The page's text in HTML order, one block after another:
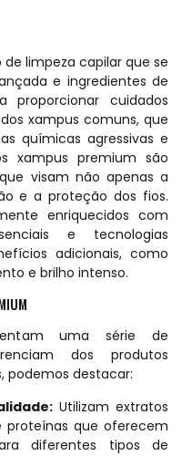
limpeza capilar que se
e ingredientes de
proporcionar cuidados
xampus comuns, que
químicas agressivas e
xampus premium são
visam não apenas a
e a proteção dos fios.
enriquecidos com
e tecnologias
adicionais, como
e brilho intenso.
uma série de
dos produtos
podemos destacar:
Utilizam extratos
proteínas que oferecem
diferentes tipos de